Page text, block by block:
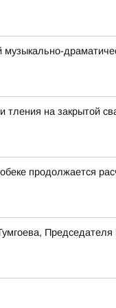
музыкально-
тления на закрытой
продолжается